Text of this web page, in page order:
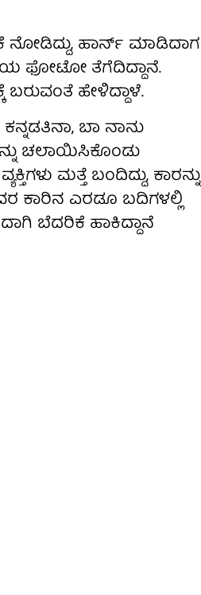
ನೋಡಿದ್ದು, ಹಾರ್ನ್ ಮಾಡಿದಾಗ
ಫೋಟೋ ತೆಗೆದಿದ್ದಾನೆ.
ಹೇಳಿದ್ದಾಳೆ.
ಬಾ ನಾನು
ಚಲಾಯಿಸಿಕೊಂಡು
ಮತ್ತೆ ಬಂದಿದ್ದು, ಕಾರನ್ನು
ಕಾರಿನ ಎರಡೂ ಬದಿಗಳಲ್ಲಿ
ಬೆದರಿಕೆ ಹಾಕಿದ್ದಾನೆ